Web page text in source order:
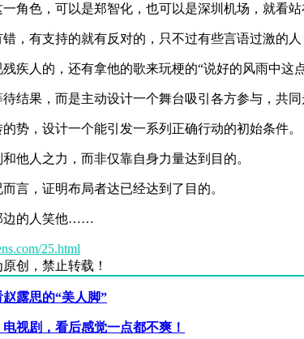
角色，可以是郑智化，也可以是深圳机场，就看站
，有支持的就有反对的，只不过有些言语过激的
疾人的，还有拿他的歌来玩梗的“说好的风雨中这
结果，而是主动设计一个舞台吸引各方参与，共同
势，设计一个能引发一系列正确行动的初始条件。
他人之力，而非仅靠自身力量达到目的。
言，证明布局者达已经达到了目的。
边的人笑他……
25.html
创，禁止转载！
露思的“美人脚”
视剧，看后感觉一点都不爽！